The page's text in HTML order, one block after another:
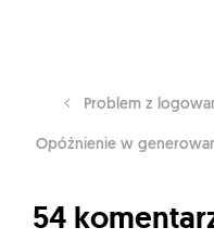
Problem z
Opóźnienie w
54